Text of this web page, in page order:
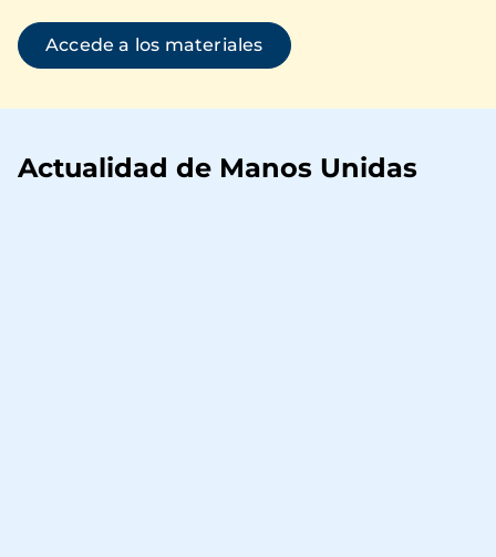
Accede a los materiales
Actualidad de Manos Unidas